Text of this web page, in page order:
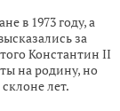
в 1973 году, а
за
Константин II
на родину, но
лет.